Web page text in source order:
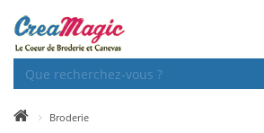
Broderie